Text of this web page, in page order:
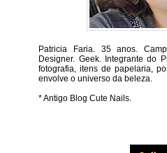
Patricia Faria. 35 anos.
Designer. Geek. Integrante do
fotografia, itens de papelaria,
envolve o universo da beleza.
* Antigo Blog Cute Nails.